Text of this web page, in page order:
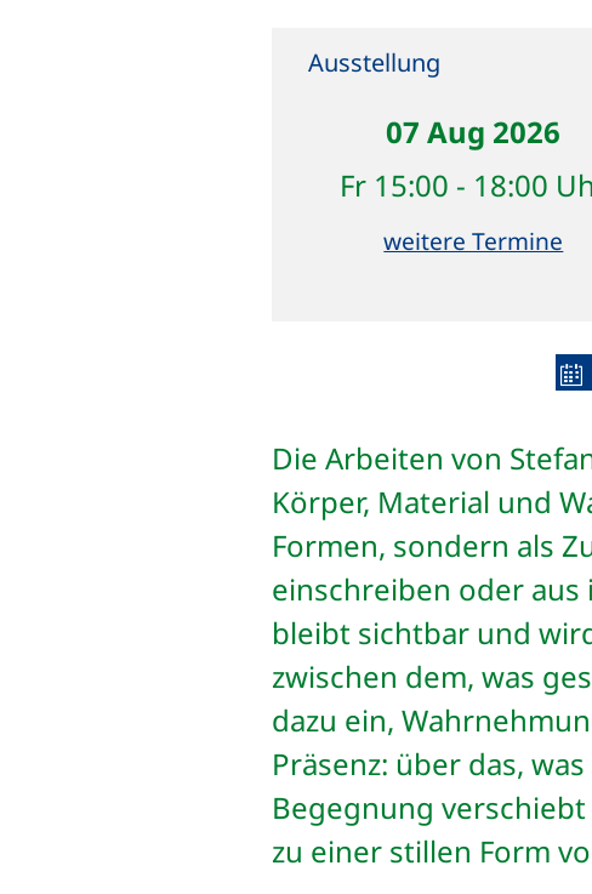
Ausstellung
07 Aug 2026
Fr 15:00 - 18:00
weitere Termine
Die Arbeiten von
Körper, Material und
Formen, sondern als
einschreiben oder
bleibt sichtbar und
zwischen dem, was
dazu ein,
Präsenz: über das,
Begegnung
zu einer stillen Form